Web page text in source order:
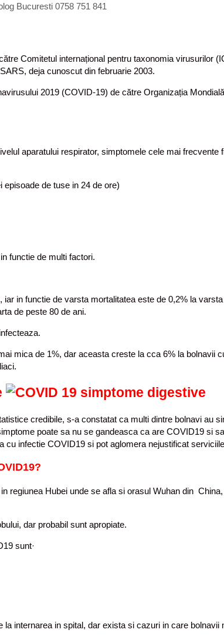
Bucuresti 0758 751 841
Comitetul internațional pentru taxonomia virusurilor
deja cunoscut din februarie 2003.
2019 (COVID-19) de către Organizația
aparatului respirator, simptomele cele mai frecvente
de tuse in 24 de ore)
functie de multi factori.
in functie de varsta mortalitatea este de 0,2% la
de peste 80 de ani.
mica de 1%, dar aceasta creste la cca 6% la bolnavii
credibile, s-a constatat ca multi dintre bolnavi au
poate sa nu se gandeasca ca are COVID19 si
infectie COVID19 si pot aglomera nejustificat
regiunea Hubei unde se afla si orasul Wuhan din
dar probabil sunt apropiate.
sunt·
internarea in spital, dar exista si cazuri in care